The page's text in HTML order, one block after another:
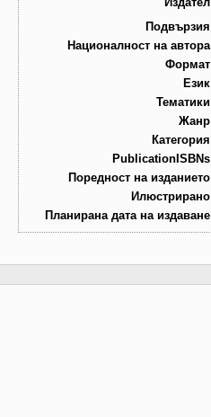
Подвързия
Националност на автора
Формат
Език
Тематики
Жанр
Категория
PublicationISBNs
Поредност на изданието
Илюстрирано
Планирана дата на издаване